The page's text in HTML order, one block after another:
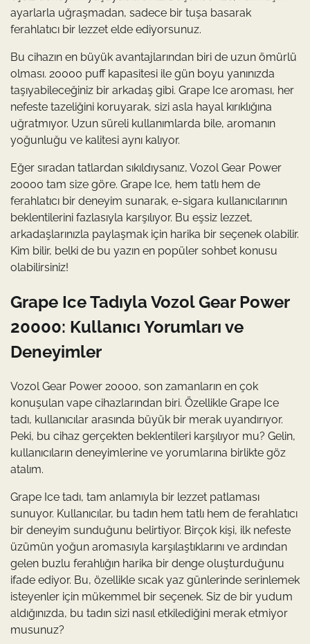
ayarlarla uğraşmadan, sadece bir tuşa basarak
ferahlatıcı bir lezzet elde ediyorsunuz.
Bu cihazın en büyük avantajlarından biri de uzun ömürlü
olması. 20000 puff kapasitesi ile gün boyu yanınızda
taşıyabileceğiniz bir arkadaş gibi. Grape Ice aroması, her
nefeste tazeliğini koruyarak, sizi asla hayal kırıklığına
uğratmıyor. Uzun süreli kullanımlarda bile, aromanın
yoğunluğu ve kalitesi aynı kalıyor.
Eğer sıradan tatlardan sıkıldıysanız, Vozol Gear Power
20000 tam size göre. Grape Ice, hem tatlı hem de
ferahlatıcı bir deneyim sunarak, e-sigara kullanıcılarının
beklentilerini fazlasıyla karşılıyor. Bu eşsiz lezzet,
arkadaşlarınızla paylaşmak için harika bir seçenek olabilir.
Kim bilir, belki de bu yazın en popüler sohbet konusu
olabilirsiniz!
Grape Ice Tadıyla Vozol Gear Power
20000: Kullanıcı Yorumları ve
Deneyimler
Vozol Gear Power 20000, son zamanların en çok
konuşulan vape cihazlarından biri. Özellikle Grape Ice
tadı, kullanıcılar arasında büyük bir merak uyandırıyor.
Peki, bu cihaz gerçekten beklentileri karşılıyor mu? Gelin,
kullanıcıların deneyimlerine ve yorumlarına birlikte göz
atalım.
Grape Ice tadı, tam anlamıyla bir lezzet patlaması
sunuyor. Kullanıcılar, bu tadın hem tatlı hem de ferahlatıcı
bir deneyim sunduğunu belirtiyor. Birçok kişi, ilk nefeste
üzümün yoğun aromasıyla karşılaştıklarını ve ardından
gelen buzlu ferahlığın harika bir denge oluşturduğunu
ifade ediyor. Bu, özellikle sıcak yaz günlerinde serinlemek
isteyenler için mükemmel bir seçenek. Siz de bir yudum
aldığınızda, bu tadın sizi nasıl etkilediğini merak etmiyor
musunuz?